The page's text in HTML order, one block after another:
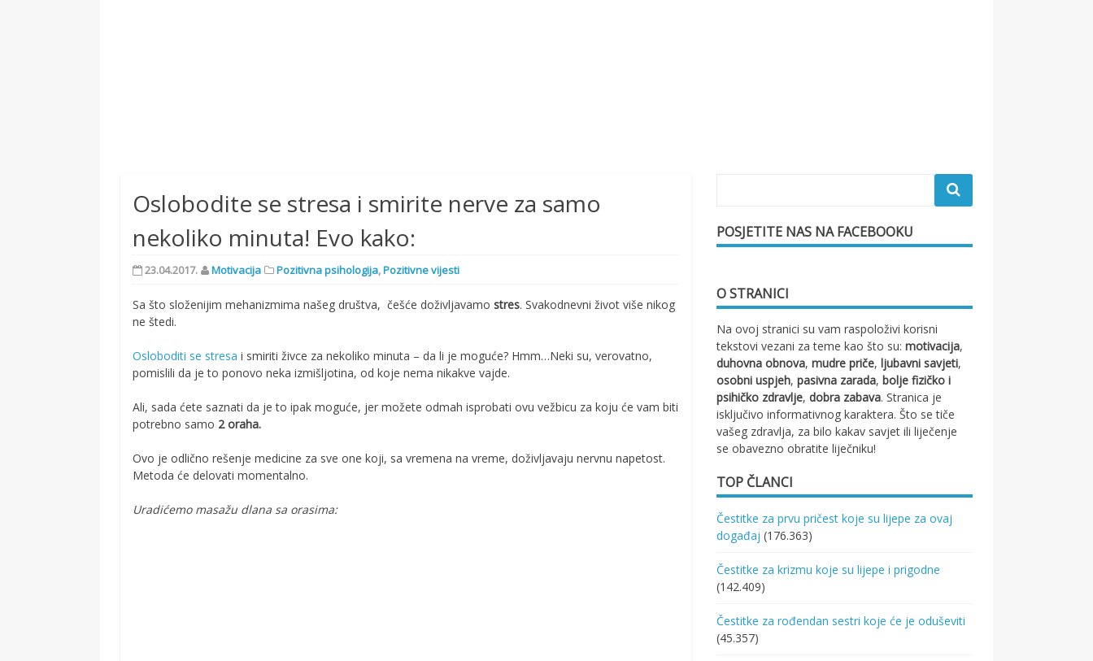
Oslobodite se stresa i smirite nerve za samo
nekoliko minuta! Evo kako:
23.04.2017. Motivacija Pozitivna psihologija,Pozitivne vijesti
Sa što složenijim mehanizmima našeg društva, češće doživljavamostres. Svakodnevni život više nikog
ne štedi.
Osloboditi se stresa i smiriti živce za nekoliko minuta – da li je moguće? Hmm…Neki su, verovatno,
pomislili da je to ponovo neka izmišljotina, od koje nema nikakve vajde.
Ali, sada ćete saznati da je to ipak moguće, jer možete odmah isprobati ovu vežbicu za koju će vam biti
potrebno samo 2 oraha.
Ovo je odlično rešenje medicine za sve one koji, sa vremena na vreme, doživljavaju nervnu napetost.
Metoda će delovati momentalno.
Uradićemo masažu dlana sa orasima:
POSJETITE NAS NA FACEBOOKU
O STRANICI
Na ovoj stranici su vam raspoloživi korisni
tekstovi vezani za teme kao što su:motivacija,
duhovna obnova,mudre priče,ljubavni savjeti,
osobni uspjeh,pasivna zarada,bolje fizičko i
psihičko zdravlje,dobra zabava. Stranica je
isključivo informativnog karaktera. Što se tiče
vašeg zdravlja, za bilo kakav savjet ili liječenje
se obavezno obratite liječniku!
TOP ČLANCI
Čestitke za prvu pričest koje su lijepe za ovaj
događaj (176.363)
Čestitke za krizmu koje su lijepe i prigodne
(142.409)
Čestitke za rođendan sestri koje će je oduševiti
(45.357)